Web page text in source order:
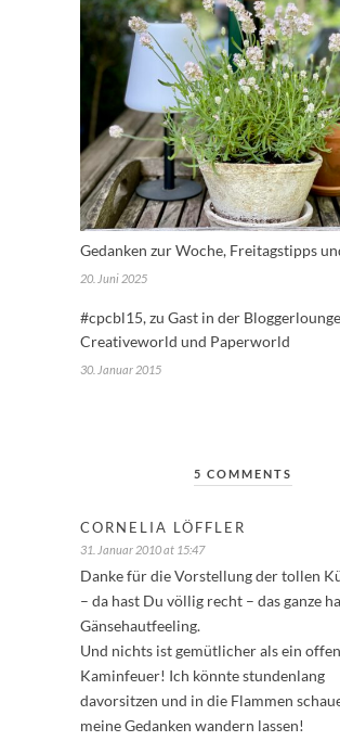
Gedanken zur Woche, Freitagstipps
20. Juni 2025
#cpcbl15, zu Gast in der
Creativeworld und Paperworld
30. Januar 2015
5 COMMENTS
CORNELIA LÖFFLER
31. Januar 2010 at 15:47
Danke für die Vorstellung der tollen
– da hast Du völlig recht – das ganze
Gänsehautfeeling.
Und nichts ist gemütlicher als ein
Kaminfeuer! Ich könnte stundenlang
davorsitzen und in die Flammen
meine Gedanken wandern lassen!